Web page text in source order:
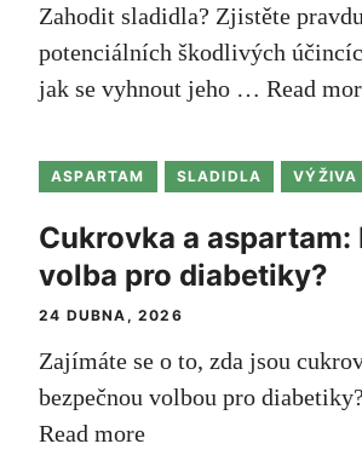
Zahodit sladidla? Zjistěte
potenciálních škodlivých
jak se ⁣vyhnout jeho … Read
ASPARTAM SLADIDLA VÝŽIVA
Cukrovka a aspartam:
volba pro diabetiky?
24 DUBNA, 2026
Zajímáte se⁤ o to, zda jsou
bezpečnou volbou pro
Read more